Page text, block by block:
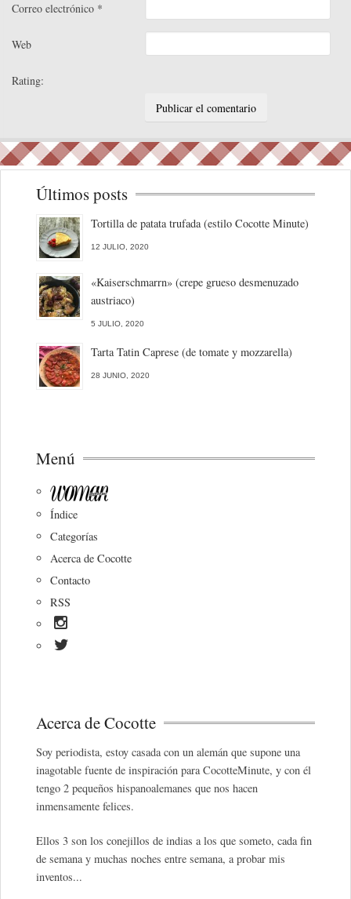
Correo electrónico *
Web
Rating:
Últimos posts
Tortilla de patata trufada (estilo Cocotte Minute)
12 JULIO, 2020
«Kaiserschmarrn» (crepe grueso desmenuzado
austriaco)
5 JULIO, 2020
Tarta Tatin Caprese (de tomate y mozzarella)
28 JUNIO, 2020
Menú
Índice
Categorías
Acerca de Cocotte
Contacto
RSS
Acerca de Cocotte
Soy periodista, estoy casada con un alemán que supone una
inagotable fuente de inspiración para CocotteMinute, y con él
tengo 2 pequeños hispanoalemanes que nos hacen
inmensamente felices.
Ellos 3 son los conejillos de indias a los que someto, cada fin
de semana y muchas noches entre semana, a probar mis
inventos...